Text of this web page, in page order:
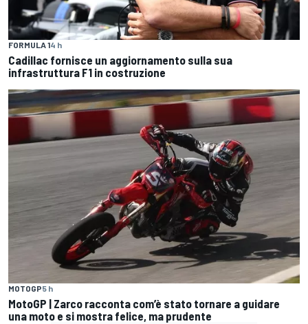
FORMULA 14 h
Cadillac fornisce un aggiornamento sulla sua
infrastruttura F1 in costruzione
MOTOGP5 h
MotoGP | Zarco racconta com’è stato tornare a guidare
una moto e si mostra felice, ma prudente